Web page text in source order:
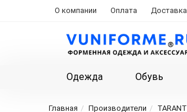
О компании Оплата Доставка
Одежда Обувь
Главная Производители